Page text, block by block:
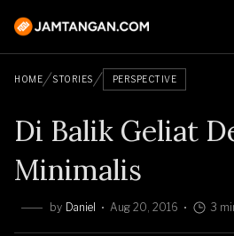
HOME STORIES PERSPECTIVE
Di Balik Geliat
Minimalis
by Daniel Aug 20, 2016 3